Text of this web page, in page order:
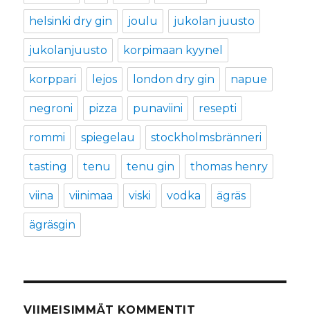
helsinki dry gin joulu jukolan juusto
jukolanjuusto korpimaan kyynel
korppari lejos london dry gin napue
negroni pizza punaviini resepti
rommi spiegelau stockholmsbränneri
tasting tenu tenu gin thomas henry
viina viinimaa viski vodka ägräs
ägräsgin
VIIMEISIMMÄT KOMMENTIT